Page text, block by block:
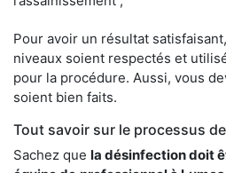
Pour avoir un résultat
niveaux soient respectés et
pour la procédure. Aussi, vous
soient bien faits.
Tout savoir sur le processus
Sachez que la désinfection doit